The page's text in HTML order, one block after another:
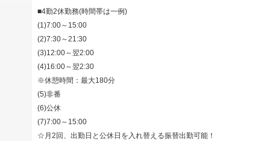
■4勤2休勤務(時間帯は一例)
(1)7:00～15:00
(2)7:30～21:30
(3)12:00～翌2:00
(4)16:00～翌2:30
※休憩時間：最大180分
(5)非番
(6)公休
(7)7:00～15:00
☆月2回、出勤日と公休日を入れ替える振替出勤可能！